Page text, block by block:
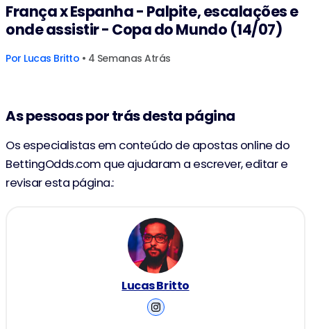
França x Espanha - Palpite, escalações e
onde assistir - Copa do Mundo (14/07)
Por Lucas Britto • 4 Semanas Atrás
As pessoas por trás desta página
Os especialistas em conteúdo de apostas online do
BettingOdds.com que ajudaram a escrever, editar e
revisar esta página.:
Lucas Britto